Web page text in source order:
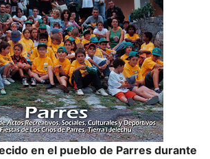
en el pueblo de Parres durante